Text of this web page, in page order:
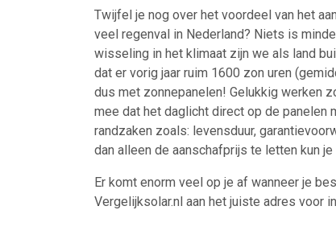
Twijfel je nog over het voordeel van het
veel regenval in Nederland? Niets is
wisseling in het klimaat zijn we als land
dat er vorig jaar ruim 1600 zon uren
dus met zonnepanelen! Gelukkig werken
mee dat het daglicht direct op de panelen
randzaken zoals: levensduur,
dan alleen de aanschafprijs te letten kun
Er komt enorm veel op je af wanneer je
Vergelijksolar.nl aan het juiste adres voor